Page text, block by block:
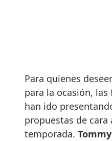
Para quienes
para la ocasión,
han ido
propuestas de cara
temporada.